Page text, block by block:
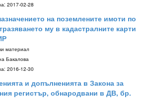
2017-02-28
на поземлените имоти по
му в кадастралните карти
материал
Бакалова
2016-12-30
и допълненията в Закона за
регистър, обнародвани в ДВ, бр.